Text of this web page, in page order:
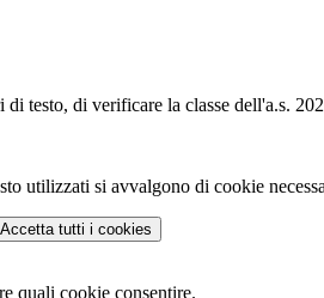
testo, di verificare la classe dell'a.s.
utilizzati si avvalgono di cookie
Accetta tutti i cookies
quali cookie consentire.